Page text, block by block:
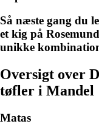
Så næste gang du
et kig på
unikke
Oversigt over
tøfler i Mandel
Matas